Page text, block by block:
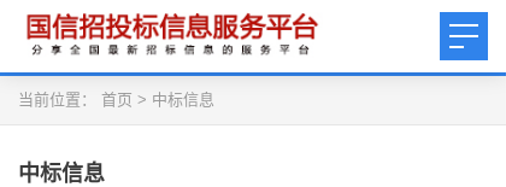
当前位置： 首页 > 中标信息
中标信息